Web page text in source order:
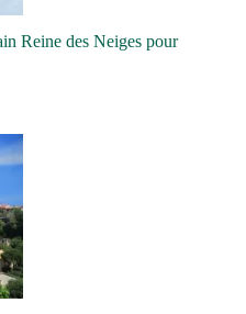
Reine des Neiges pour